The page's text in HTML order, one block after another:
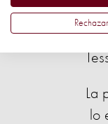
La
lo
Rechazar